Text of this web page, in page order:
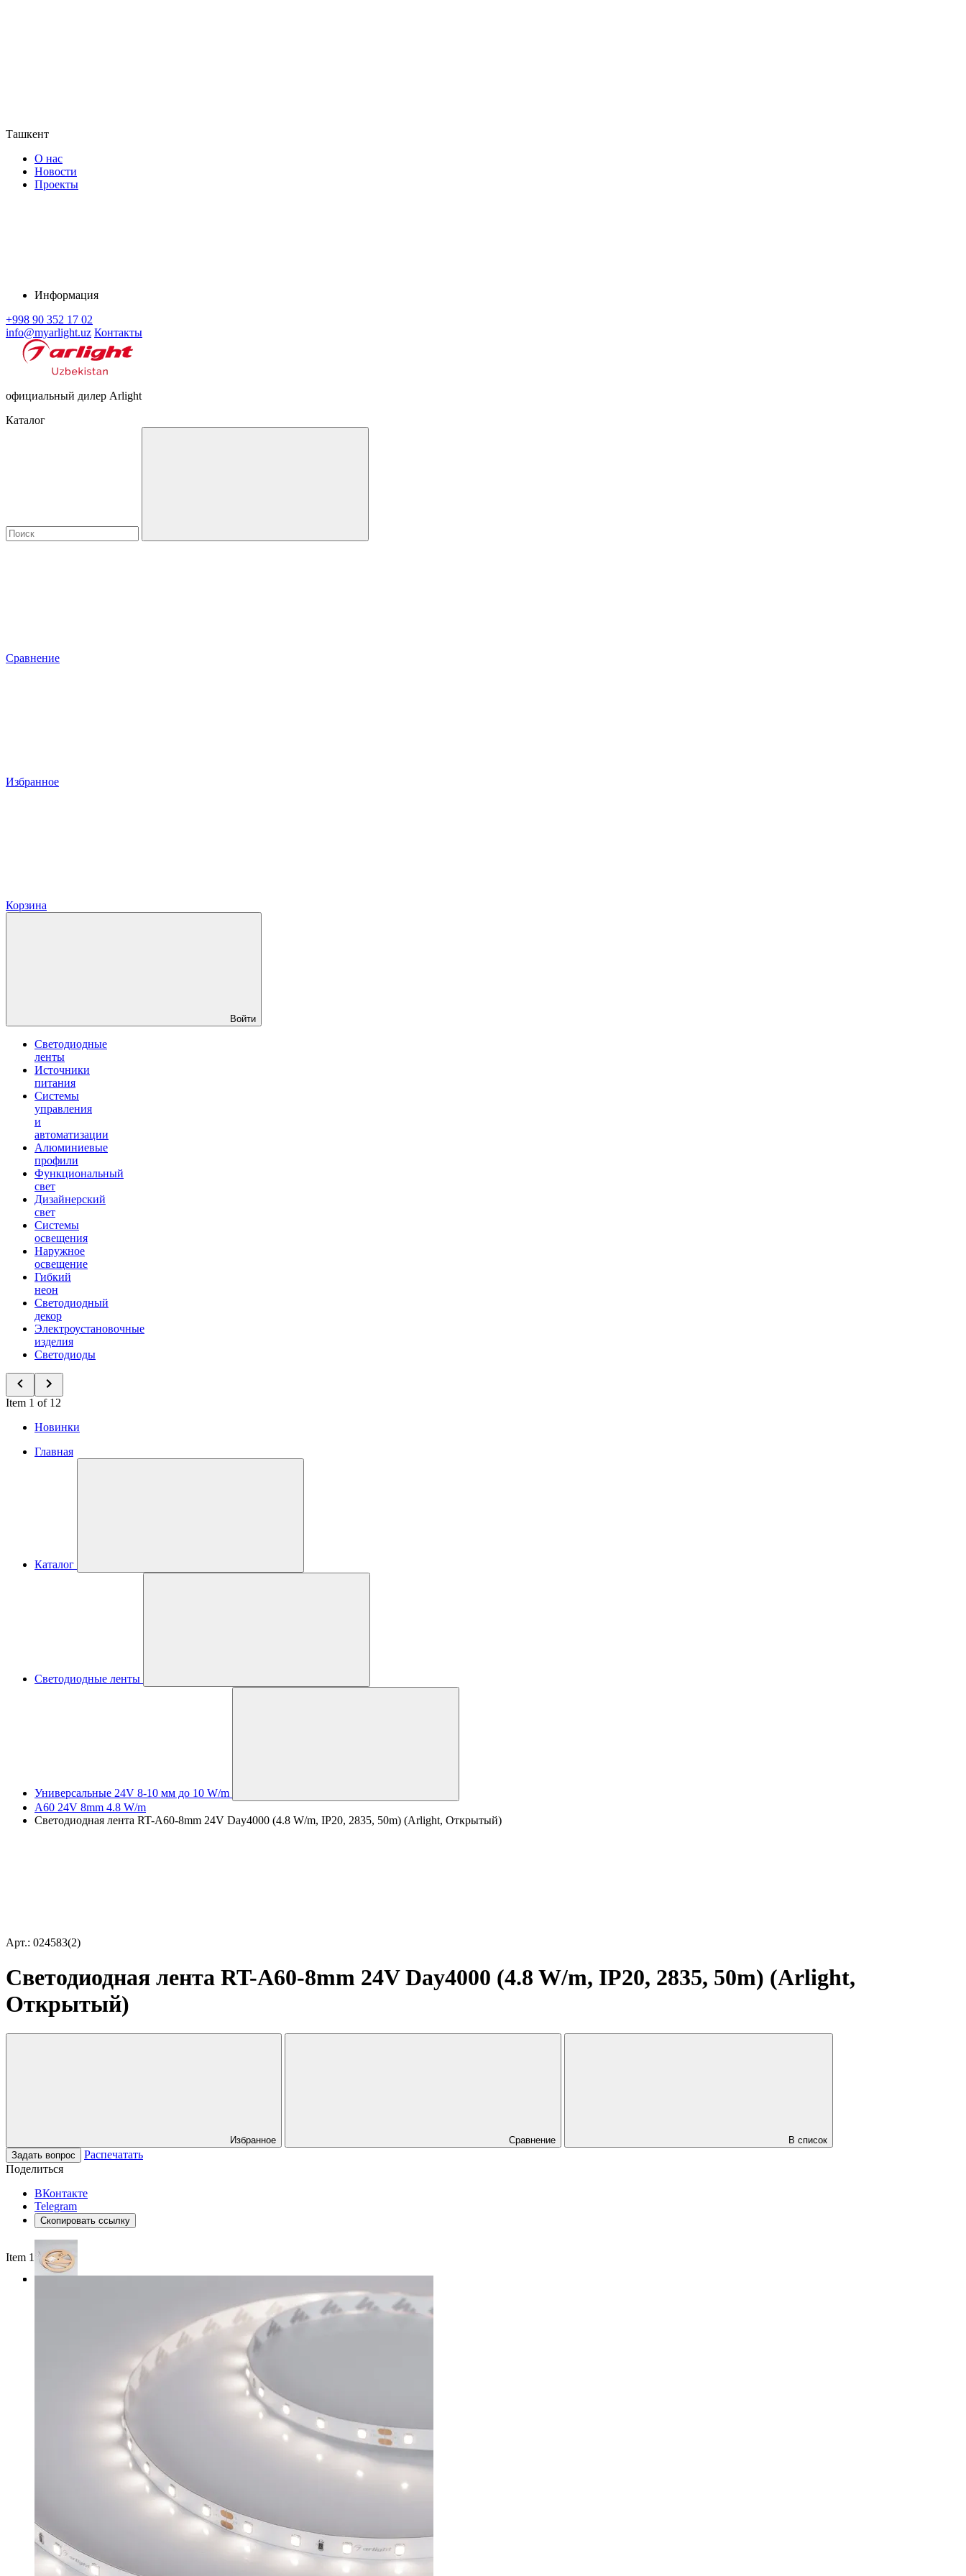
Ташкент
О нас
Новости
Проекты
Информация
+998 90 352 17 02
info@myarlight.uz Контакты
официальный дилер Arlight
Каталог
Сравнение
Избранное
Корзина
Войти
Светодиодные
ленты
Источники
питания
Системы
управления
и
автоматизации
Алюминиевые
профили
Функциональный
свет
Дизайнерский
свет
Системы
освещения
Наружное
освещение
Гибкий
неон
Светодиодный
декор
Электроустановочные
изделия
Светодиоды
Item 1 of 12
Новинки
Главная
Каталог
Светодиодные ленты
Универсальные 24V 8-10 мм до 10 W/m
A60 24V 8mm 4.8 W/m
Светодиодная лента RT-A60-8mm 24V Day4000 (4.8 W/m, IP20, 2835, 50m) (Arlight, Открытый)
Арт.: 024583(2)
Светодиодная лента RT-A60-8mm 24V Day4000 (4.8 W/m, IP20, 2835, 50m) (Arlight,
Открытый)
Избранное Сравнение
В список
Задать вопрос
Распечатать
Поделиться
ВКонтакте
Telegram
Скопировать ссылку
Item 1 of 3